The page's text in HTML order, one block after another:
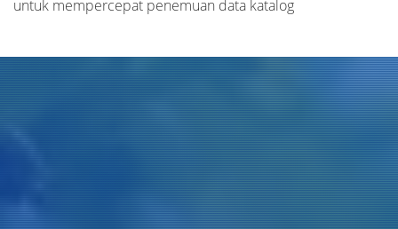
untuk mempercepat penemuan data katalog
Subyek